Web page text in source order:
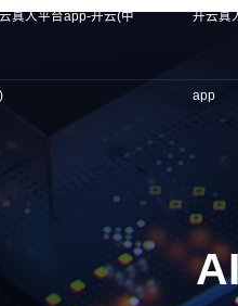
真人平台app-开云(中
开云真
app